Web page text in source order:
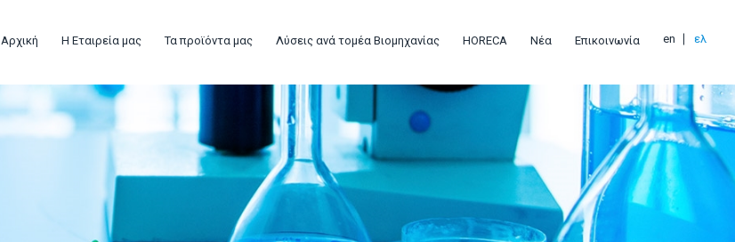
Αρχική Η Εταιρεία μας Τα προϊόντα μας Λύσεις ανά τομέα Βιομηχανίας HORECA Νέα Επικοινωνία en ελ